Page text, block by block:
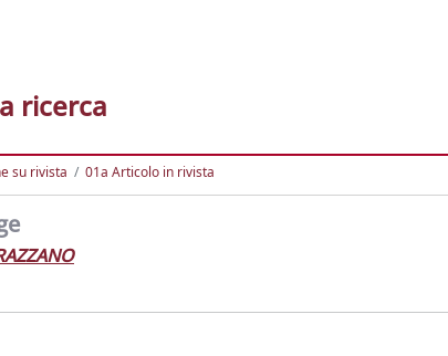
ricerca
su rivista 01a Articolo in rivista